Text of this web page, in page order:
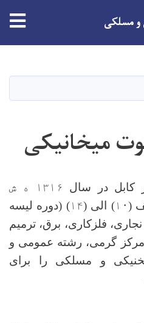
content
و مسلکی
میخانیکی
کابل در سال ۱۳۱۶ ه ش
(۱۰) الی(۱۴)
(دوره لیسه
فلزکاری، برق، ترمیم
مرکز گرمی، رشته عمومی و
و مسلکی را برای